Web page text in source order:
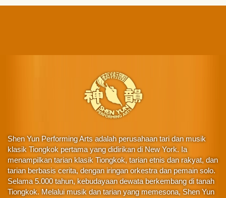
Shen Yun Performing Arts adalah perusahaan tari dan musik
klasik Tiongkok pertama yang didirikan di New York. Ia
menampilkan tarian klasik Tiongkok, tarian etnis dan rakyat, dan
tarian berbasis cerita, dengan iringan orkestra dan pemain solo.
Selama 5.000 tahun, kebudayaan dewata berkembang di tanah
Tiongkok. Melalui musik dan tarian yang memesona, Shen Yun